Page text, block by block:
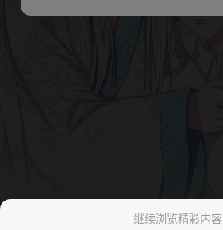
继续浏览精彩内容